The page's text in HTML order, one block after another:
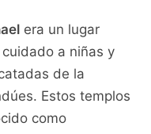
era un lugar
a niñas y
de la
Estos templos
como